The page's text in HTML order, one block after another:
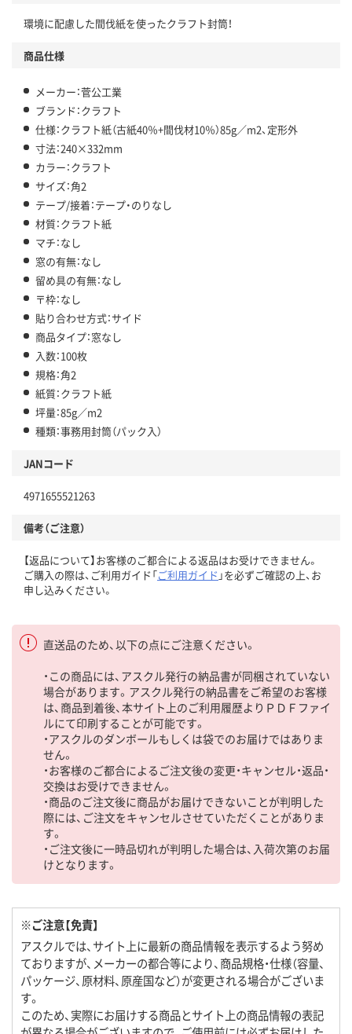
環境に配慮した間伐紙を使ったクラフト封筒！
商品仕様
メーカー：菅公工業
ブランド：クラフト
仕様：クラフト紙（古紙40％+間伐材10％）85g／m2、定形外
寸法：240×332mm
カラー：クラフト
サイズ：角2
テープ/接着：テープ・のりなし
材質：クラフト紙
マチ：なし
窓の有無：なし
留め具の有無：なし
〒枠：なし
貼り合わせ方式：サイド
商品タイプ：窓なし
入数：100枚
規格：角2
紙質：クラフト紙
坪量：85g／m2
種類：事務用封筒（パック入）
JANコード
4971655521263
備考（ご注意）
【返品について】お客様のご都合による返品はお受けできません。
ご購入の際は、ご利用ガイド「ご利用ガイド 」を必ずご確認の上、お
申し込みください。
直送品のため、以下の点にご注意ください。
・この商品には、アスクル発行の納品書が同梱されていない
場合があります。アスクル発行の納品書をご希望のお客様
は、商品到着後、本サイト上のご利用履歴よりＰＤＦファイ
ルにて印刷することが可能です。
・アスクルのダンボールもしくは袋でのお届けではありま
せん。
・お客様のご都合によるご注文後の変更・キャンセル・返品・
交換はお受けできません。
・商品のご注文後に商品がお届けできないことが判明した
際には、ご注文をキャンセルさせていただくことがありま
す。
・ご注文後に一時品切れが判明した場合は、入荷次第のお届
けとなります。
※ご注意【免責】
アスクルでは、サイト上に最新の商品情報を表示するよう努め
ておりますが、メーカーの都合等により、商品規格・仕様（容量、
パッケージ、原材料、原産国など）が変更される場合がございま
す。
このため、実際にお届けする商品とサイト上の商品情報の表記